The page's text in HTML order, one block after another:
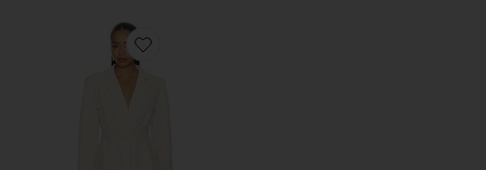
Favorite STEINWAY MINI 원피스